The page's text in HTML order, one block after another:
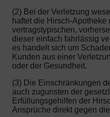
(2) Bei der Verletzung
haftet die Hirsch-Apotheke
vertragstypischen,
dieser einfach fahrlässig
es handelt sich um
Kunden aus einer
oder der Gesundheit.
(3) Die Einschränkungen
auch zugunsten der
Erfüllungsgehilfen der
Ansprüche direkt gegen